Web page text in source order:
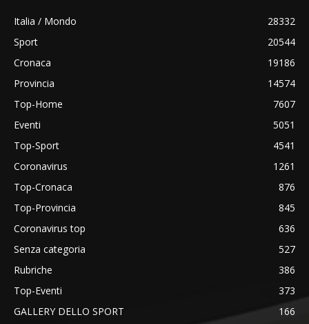
Italia / Mondo
28332
Sport
20544
Cronaca
19186
Provincia
14574
Top-Home
7607
Eventi
5051
Top-Sport
4541
Coronavirus
1261
Top-Cronaca
876
Top-Provincia
845
Coronavirus top
636
Senza categoria
527
Rubriche
386
Top-Eventi
373
GALLERY DELLO SPORT
166